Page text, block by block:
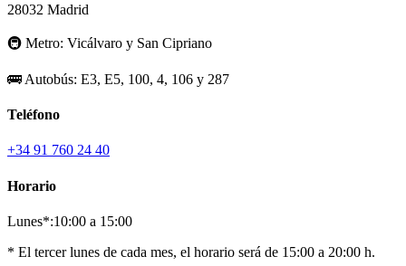
28032 Madrid
🚇 Metro: Vicálvaro y San Cipriano
🚌 Autobús: E3, E5, 100, 4, 106 y 287
Teléfono
+34 91 760 24 40
Horario
Lunes*:10:00 a 15:00
* El tercer lunes de cada mes, el horario será de 15:00 a 20:00 h.